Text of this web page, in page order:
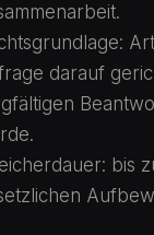
darauf
bis